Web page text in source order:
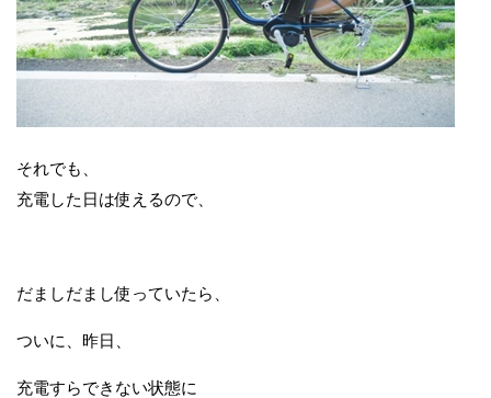
それでも、
充電した日は使えるので、
だましだまし使っていたら、
ついに、昨日、
充電すらできない状態に